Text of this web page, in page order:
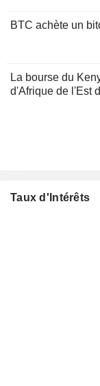
BTC achète un
La bourse du
d'Afrique de l'Est
Taux d'Intérêts